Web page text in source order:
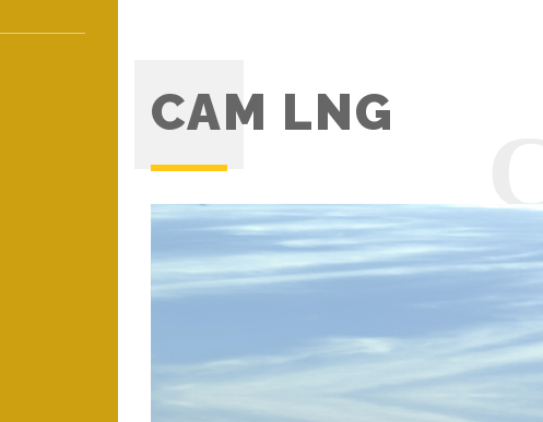
CAM LNG